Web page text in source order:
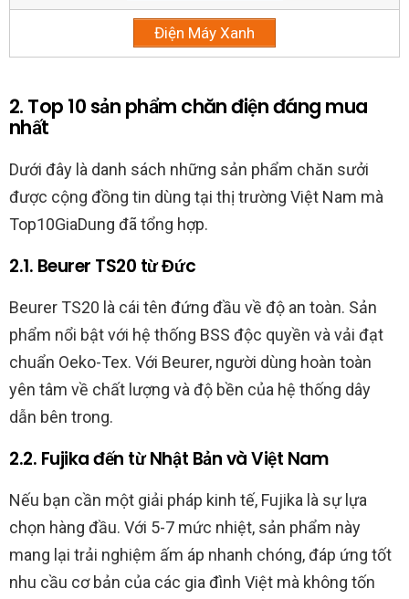
Điện Máy Xanh
2. Top 10 sản phẩm chăn điện đáng mua
nhất
Dưới đây là danh sách những sản phẩm chăn sưởi
được cộng đồng tin dùng tại thị trường Việt Nam mà
Top10GiaDung đã tổng hợp.
2.1. Beurer TS20 từ Đức
Beurer TS20 là cái tên đứng đầu về độ an toàn. Sản
phẩm nổi bật với hệ thống BSS độc quyền và vải đạt
chuẩn Oeko-Tex. Với Beurer, người dùng hoàn toàn
yên tâm về chất lượng và độ bền của hệ thống dây
dẫn bên trong.
2.2. Fujika đến từ Nhật Bản và Việt Nam
Nếu bạn cần một giải pháp kinh tế, Fujika là sự lựa
chọn hàng đầu. Với 5-7 mức nhiệt, sản phẩm này
mang lại trải nghiệm ấm áp nhanh chóng, đáp ứng tốt
nhu cầu cơ bản của các gia đình Việt mà không tốn